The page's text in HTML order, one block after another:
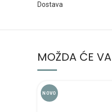
Dostava
MOŽDA ĆE
NOVO